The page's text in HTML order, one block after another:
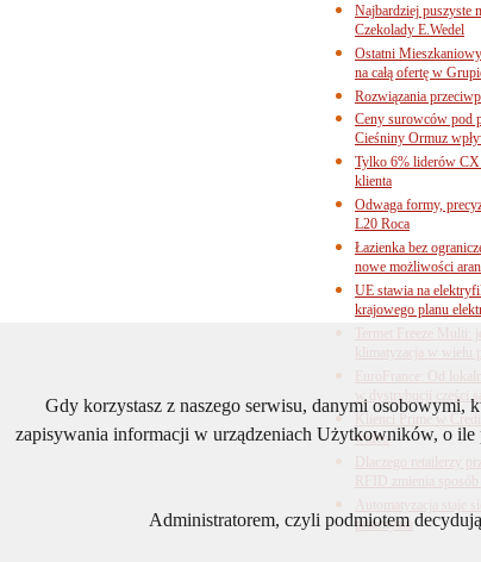
Najbardziej puszyste
Czekolady E.Wedel
Ostatni
na całą ofertę w
Rozwiązania
Ceny surowców pod
Cieśniny Ormuz
Tylko 6% liderów CX
klienta
Odwaga formy,
L20 Roca
Łazienka bez
nowe możliwości
UE stawia na
krajowego planu
Termet Freeze Multi:
klimatyzacja w wielu
EuroFrance: Od
w dystrybucji części
Klienci Prime w
wideo
Dlaczego retailerzy
RFID zmienia sposób
Automatyzacja staje
przemysłu
Gdy korzystasz z naszego serwisu, danymi osobowymi,
zapisywania informacji w urządzeniach Użytkowników, o
Administratorem, czyli podmiotem